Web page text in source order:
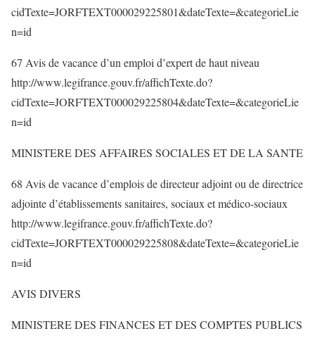
cidTexte=JORFTEXT000029225801&dateTexte=&categorieLie
n=id
67 Avis de vacance d’un emploi d’expert de haut niveau
http://www.legifrance.gouv.fr/affichTexte.do?
cidTexte=JORFTEXT000029225804&dateTexte=&categorieLie
n=id
MINISTERE DES AFFAIRES SOCIALES ET DE LA SANTE
68 Avis de vacance d’emplois de directeur adjoint ou de directrice
adjointe d’établissements sanitaires, sociaux et médico-sociaux
http://www.legifrance.gouv.fr/affichTexte.do?
cidTexte=JORFTEXT000029225808&dateTexte=&categorieLie
n=id
AVIS DIVERS
MINISTERE DES FINANCES ET DES COMPTES PUBLICS